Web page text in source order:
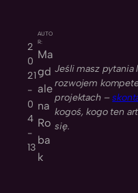
2
0
21
-
0
4
-
13
AUTO
R:
Ma
gd
ale
na
Ro
ba
k
Jeśli masz pytania
rozwojem
projektach –
kogoś, kogo ten
się.